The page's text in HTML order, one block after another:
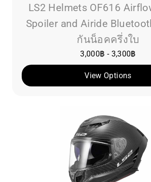
LS2 Helmets OF616
Spoiler and Airide
กันน็อคครึ่งใบ
3,000฿ - 3,300฿
View Options